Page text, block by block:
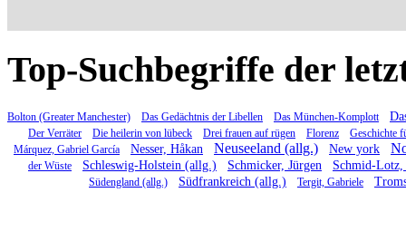
Top-Suchbegriffe der
Bolton (Greater Manchester) Das Gedächtnis der Libellen Das München-Komplott
Der Verräter Die heilerin von lübeck Drei frauen auf rügen Florenz
Geschichte
Márquez, Gabriel García
Nesser, Håkan Neuseeland (allg.) New york
der Wüste Schleswig-Holstein (allg.) Schmicker, Jürgen Schmid-Lotz,
Südengland (allg.) Südfrankreich (allg.) Tergit, Gabriele